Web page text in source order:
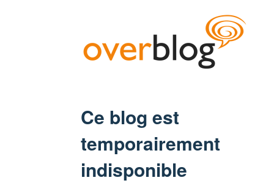
Ce blog est
temporairement
indisponible